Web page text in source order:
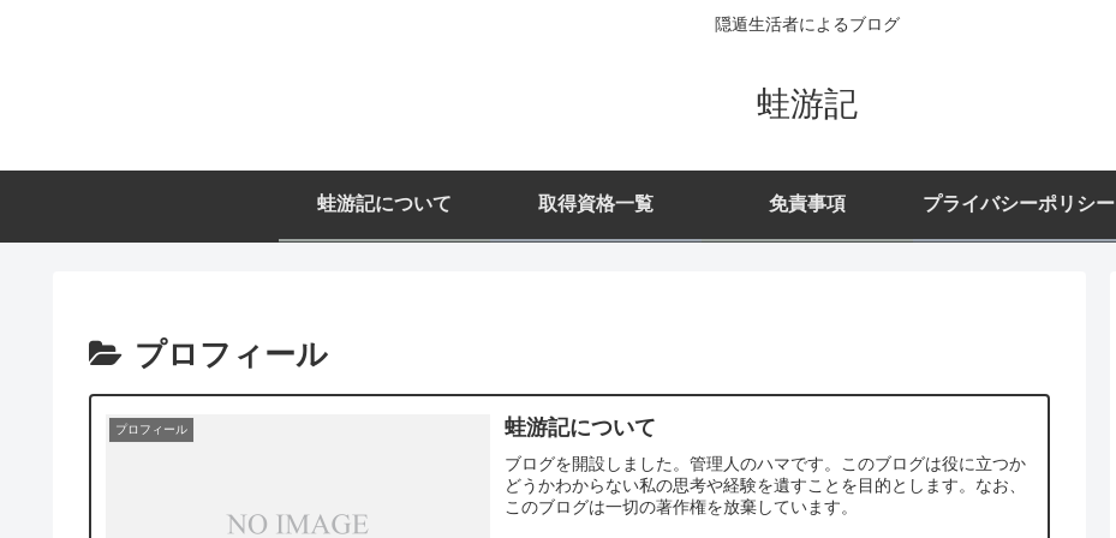
隠遁生活者によるブログ
蛙游記
蛙游記について 取得資格一覧 免責事項 プライバシーポリシー
プロフィール
プロフィール 蛙游記について
ブログを開設しました。管理人のハマです。このブログは役に立つか
どうかわからない私の思考や経験を遺すことを目的とします。なお、
このブログは一切の著作権を放棄しています。